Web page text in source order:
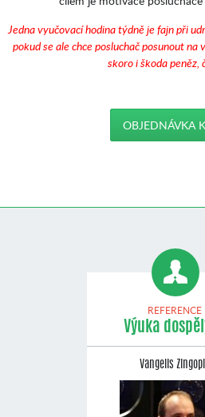
Jedna vyučovací hodina týdně je fajn při
pokud se ale chce posluchač posunout na
skoro i škoda peněz,
OBJEDNÁVKA
REFERENCE
Výuka
Vangelis